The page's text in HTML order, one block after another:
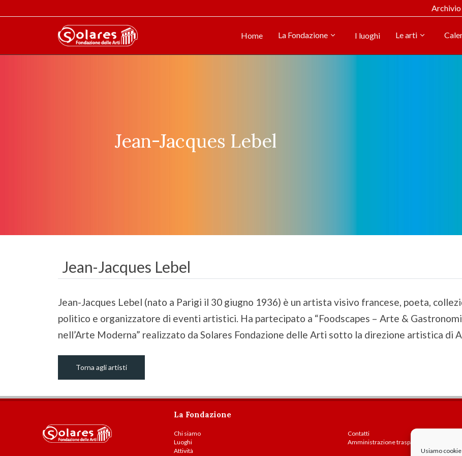
Usiamo
Archivio
Home La Fondazione I luoghi Le arti
Jean-Jacques Lebel
Jean-Jacques Lebel
Jean-Jacques Lebel (nato a Parigi il 30 giugno 1936) è un artista visivo francese, poeta,
politico e organizzatore di eventi artistici. Ha partecipato a “Foodscapes – Arte &
nell’Arte Moderna” realizzato da Solares Fondazione delle Arti sotto la direzione artistica di
Torna agli artisti
La Fondazione
Chi siamo
Luoghi
Attività
Contatti
Amministrazione trasparente